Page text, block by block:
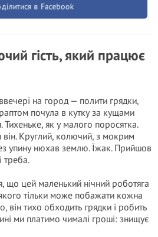
в Facebook
гість, який працює
на город — полити грядки,
почула в кутку за кущами
Тихеньке, як у малого поросятка.
Круглий, колючий, з мокрим
упину нюхав землю. Їжак. Прийшов
треба.
що цей маленький нічний роботяга
тільки може побажати кожна
він тихо обходить грядки і робить
ми платимо чималі гроші: знищує